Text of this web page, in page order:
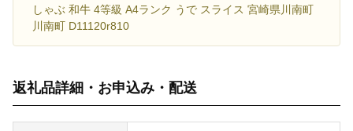
しゃぶ 和牛 4等級 A4ランク うで スライス 宮崎県川南町
川南町 D11120r810
返礼品詳細・お申込み・配送